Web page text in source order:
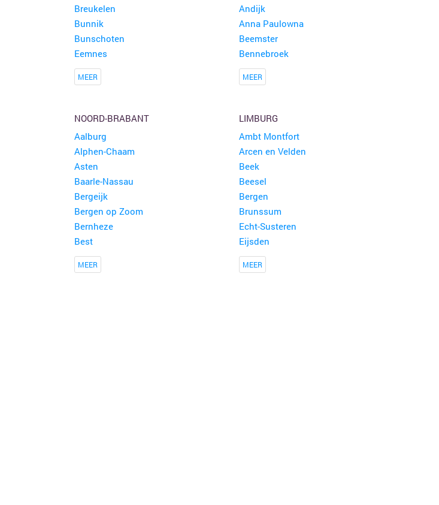
Breukelen
Bunnik
Bunschoten
Eemnes
MEER
Andijk
Anna Paulowna
Beemster
Bennebroek
MEER
NOORD-BRABANT
Aalburg
Alphen-Chaam
Asten
Baarle-Nassau
Bergeijk
Bergen op Zoom
Bernheze
Best
MEER
LIMBURG
Ambt Montfort
Arcen en Velden
Beek
Beesel
Bergen
Brunssum
Echt-Susteren
Eijsden
MEER